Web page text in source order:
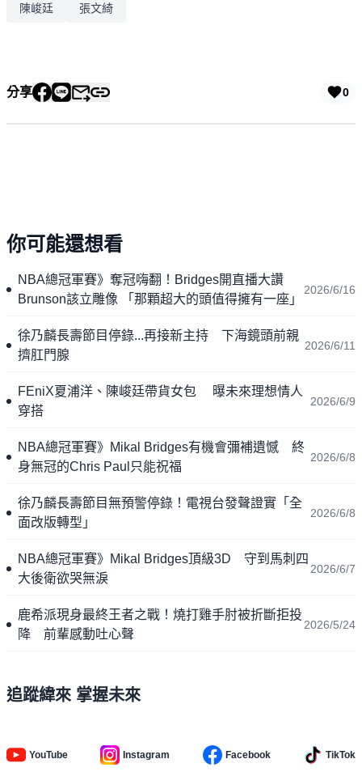
陳峻廷 張文綺
分享 0
你可能還想看
NBA總冠軍賽》奪冠嗨翻！Bridges開直播大讚
Brunson該立雕像 「那顆超大的頭值得擁有一座」
2026/6/16
徐乃麟長壽節目停錄...再接新主持 下海鏡頭前親
擠肛門腺
2026/6/11
FEniX夏浦洋、陳峻廷帶貨女包 曝未來理想情人
穿搭
2026/6/9
NBA總冠軍賽》Mikal Bridges有機會彌補遺憾 終
身無冠的Chris Paul只能祝福
2026/6/8
徐乃麟長壽節目無預警停錄！電視台發聲證實「全
面改版轉型」
2026/6/8
NBA總冠軍賽》Mikal Bridges頂級3D 守到馬刺四
大後衛欲哭無淚
2026/6/7
鹿希派現身最終王者之戰！燒打雞手肘被折斷拒投
降 前輩感動吐心聲
2026/5/24
追蹤緯來 掌握未來
YouTube Instagram Facebook TikTok